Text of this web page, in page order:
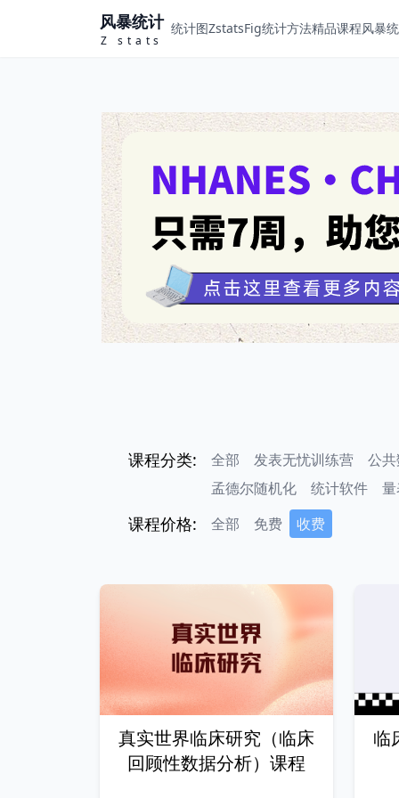
风暴统计
Z stats
统计图ZstatsFig统计方法精品课程风暴
课程分类: 全部 发表无忧训练营
公
孟德尔随机化
统计软件
课程价格: 全部 免费 收费
真实世界临床研究（临床
回顾性数据分析）课程
临